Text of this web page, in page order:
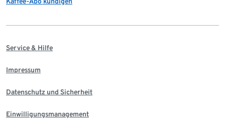
Service & Hilfe
Impressum
Datenschutz und Sicherheit
Einwilligungsmanagement